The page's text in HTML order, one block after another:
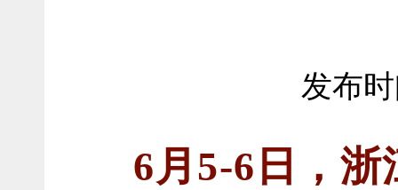
发布
6月5-6日，